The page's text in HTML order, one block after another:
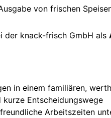
von frischen
der knack-frisch GmbH als
in einem familiären,
kurze Entscheidungswege
Arbeitszeiten